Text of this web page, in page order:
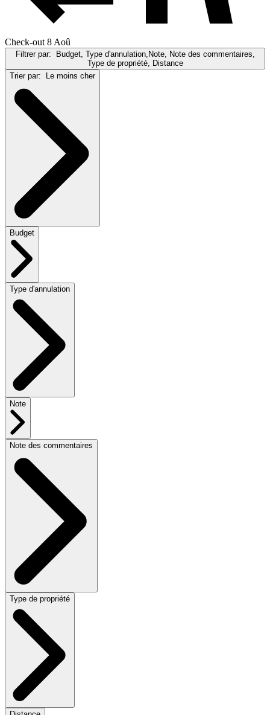
Check-out 8 Aoû
Filtrer par: Budget, Type d'annulation,Note, Note des commentaires,
Type de propriété, Distance
Trier par: Le moins cher
Budget
Type d'annulation
Note
Note des commentaires
Type de propriété